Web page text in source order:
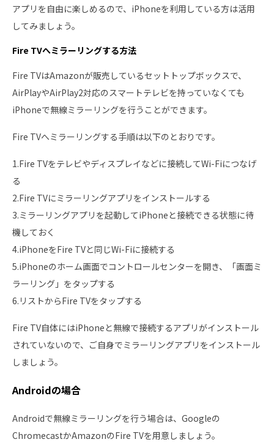
アプリを自由に楽しめるので、iPhoneを利用している方は活用
してみましょう。
Fire TVへミラーリングする方法
Fire TVはAmazonが販売しているセットトップボックスで、
AirPlayやAirPlay2対応のスマートテレビを持っていなくても
iPhoneで無線ミラーリングを行うことができます。
Fire TVへミラーリングする手順は以下のとおりです。
1.Fire TVをテレビやディスプレイなどに接続してWi-Fiにつなげ
る
2.Fire TVにミラーリングアプリをインストールする
3.ミラーリングアプリを起動してiPhoneと接続できる状態に待
機しておく
4.iPhoneをFire TVと同じWi-Fiに接続する
5.iPhoneのホーム画面でコントロールセンターを開き、「画面ミ
ラーリング」をタップする
6.リストからFire TVをタップする
Fire TV自体にはiPhoneと無線で接続するアプリがインストール
されていないので、ご自身でミラーリングアプリをインストール
しましょう。
Androidの場合
Androidで無線ミラーリングを行う場合は、Googleの
ChromecastかAmazonのFire TVを用意しましょう。